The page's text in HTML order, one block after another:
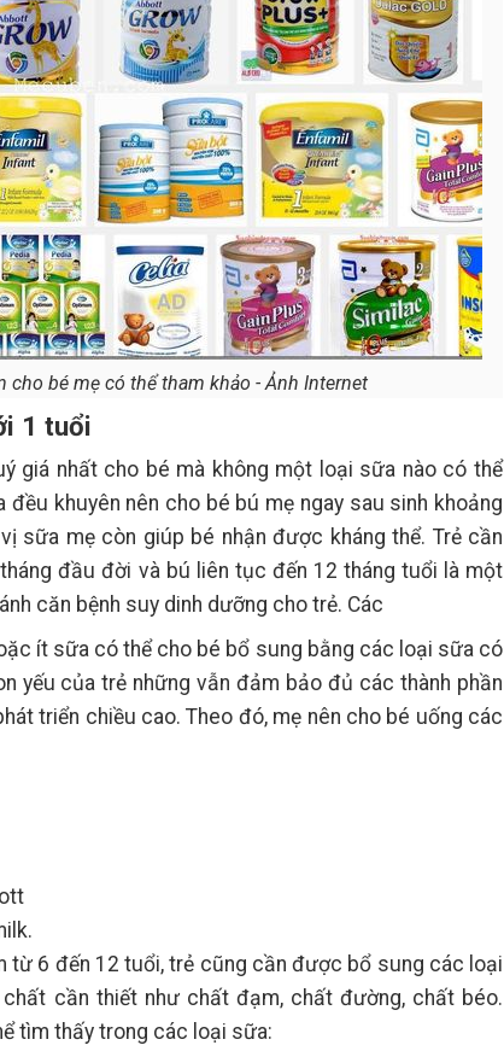
cho bé mẹ có thể tham khảo - Ảnh Internet
1 tuổi
giá nhất cho bé mà không một loại sữa nào có thể
khuyên nên cho bé bú mẹ ngay sau sinh khoảng
sữa mẹ còn giúp bé nhận được kháng thể. Trẻ cần
đầu đời và bú liên tục đến 12 tháng tuổi là một
căn bệnh suy dinh dưỡng cho trẻ. Các
ít sữa có thể cho bé bổ sung bằng các loại sữa có
yếu của trẻ những vẫn đảm bảo đủ các thành phần
triển chiều cao. Theo đó, mẹ nên cho bé uống các
từ 6 đến 12 tuổi, trẻ cũng cần được bổ sung các loại
cần thiết như chất đạm, chất đường, chất béo.
tìm thấy trong các loại sữa: